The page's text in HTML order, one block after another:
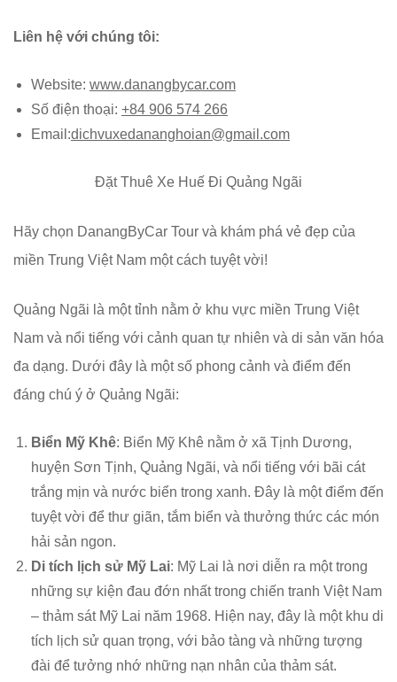
Liên hệ với chúng tôi:
Website: www.danangbycar.com
Số điện thoại: +84 906 574 266
Email:dichvuxedananghoian@gmail.com
Đặt Thuê Xe Huế Đi Quảng Ngãi
Hãy chọn DanangByCar Tour và khám phá vẻ đẹp của
miền Trung Việt Nam một cách tuyệt vời!
Quảng Ngãi là một tỉnh nằm ở khu vực miền Trung Việt
Nam và nổi tiếng với cảnh quan tự nhiên và di sản văn hóa
đa dạng. Dưới đây là một số phong cảnh và điểm đến
đáng chú ý ở Quảng Ngãi:
Biển Mỹ Khê: Biển Mỹ Khê nằm ở xã Tịnh Dương,
huyện Sơn Tịnh, Quảng Ngãi, và nổi tiếng với bãi cát
trắng mịn và nước biển trong xanh. Đây là một điểm đến
tuyệt vời để thư giãn, tắm biển và thưởng thức các món
hải sản ngon.
Di tích lịch sử Mỹ Lai: Mỹ Lai là nơi diễn ra một trong
những sự kiện đau đớn nhất trong chiến tranh Việt Nam
– thảm sát Mỹ Lai năm 1968. Hiện nay, đây là một khu di
tích lịch sử quan trọng, với bảo tàng và những tượng
đài để tưởng nhớ những nạn nhân của thảm sát.